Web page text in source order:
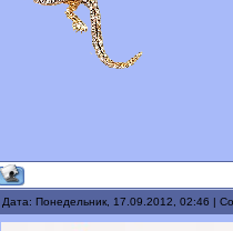
Дата: Понедельник, 17.09.2012, 02:46 |